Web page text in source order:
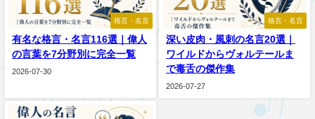
格言・名言
有名な格言・名言116選｜偉人
の言葉を7分野別に完全一覧
2026-07-30
格言・名言
深い皮肉・風刺の名言20選｜
ワイルドからヴォルテールま
で毒舌の傑作集
2026-07-27